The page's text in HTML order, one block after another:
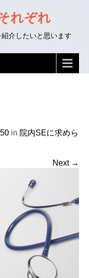
れぞれ
介したいと思います
in 院内SEに求めら
Next →